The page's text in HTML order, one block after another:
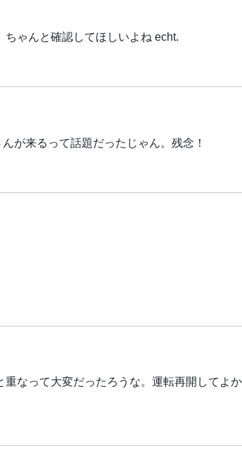
ゃんと確認してほしいよね echt.
が来るって話題だったじゃん。残念！
なって大変だったろうな。運転再開してよ